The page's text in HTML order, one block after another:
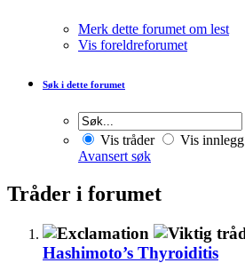
Merk dette forumet om lest
Vis foreldreforumet
Søk i dette forumet
Vis tråder
Vis innlegg
Avansert søk
Tråder i forumet
Hashimoto’s Thyroiditis